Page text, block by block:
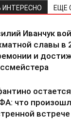
ЕЩЕ
Иванчук
славы в
и
что
встрече